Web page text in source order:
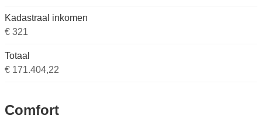
Kadastraal inkomen
€ 321
Totaal
€ 171.404,22
Comfort